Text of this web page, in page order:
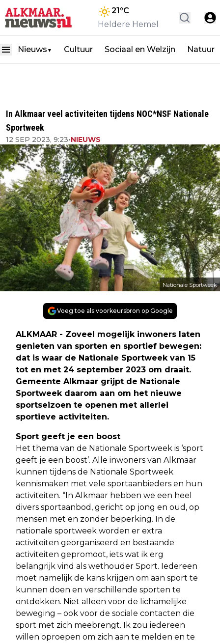
21°C
Heldere Hemel
Nieuws ▼ Cultuur Sociaal en Welzijn Natuur
In Alkmaar veel activiteiten tijdens NOC*NSF Nationale
Sportweek
12 SEP 2023, 9:23•NIEUWS
Nationale Sportweek
Voeg toe als voorkeursbron op Google
ALKMAAR - Zoveel mogelijk inwoners laten
genieten van sporten en sportief bewegen:
dat is waar de Nationale Sportweek van 15
tot en met 24 september 2023 om draait.
Gemeente Alkmaar grijpt de Nationale
Sportweek daarom aan om het nieuwe
sportseizoen te openen met allerlei
sportieve activiteiten.
Sport geeft je een boost
Het thema van de Nationale Sportweek is ‘sport
geeft je een boost’. Alle inwoners van Alkmaar
kunnen tijdens de Nationale Sportweek
kennismaken met vele sportaanbieders en hun
activiteiten. “In Alkmaar hebben we een heel
divers sportaanbod, gericht op jong en oud, op
mensen met en zonder beperking. In de
nationale sportweek worden er extra
activiteiten georganiseerd en bestaande
activiteiten gepromoot, iets wat ik erg
belangrijk vind als wethouder Sport. Iedereen
moet namelijk de kans krijgen om aan sport te
kunnen doen en verschillende sporten te
ontdekken. Niet alleen voor de lichamelijke
beweging – ook voor de sociale contacten die
sport met zich meebrengt. Ik zou iedereen
willen oproepen om zich aan te melden en te